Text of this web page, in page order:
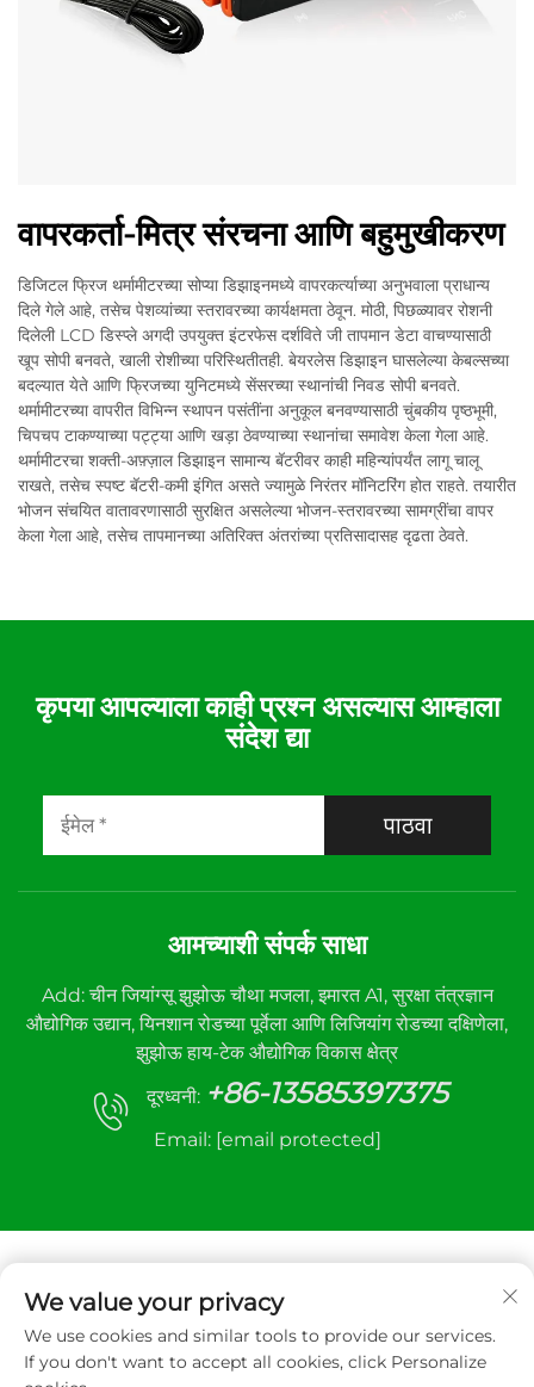
वापरकर्ता-मित्र संरचना आणि बहुमुखीकरण
डिजिटल फ्रिज थर्मामीटरच्या सोप्या डिझाइनमध्ये वापरकर्त्याच्या अनुभवाला प्राधान्य
दिले गेले आहे, तसेच पेशव्यांच्या स्तरावरच्या कार्यक्षमता ठेवून. मोठी, पिछळ्यावर रोशनी
दिलेली LCD डिस्प्ले अगदी उपयुक्त इंटरफेस दर्शविते जी तापमान डेटा वाचण्यासाठी
खूप सोपी बनवते, खाली रोशीच्या परिस्थितीतही. बेयरलेस डिझाइन घासलेल्या केबल्सच्या
बदल्यात येते आणि फ्रिजच्या युनिटमध्ये सेंसरच्या स्थानांची निवड सोपी बनवते.
थर्मामीटरच्या वापरीत विभिन्न स्थापन पसंतींना अनुकूल बनवण्यासाठी चुंबकीय पृष्ठभूमी,
चिपचप टाकण्याच्या पट्ट्या आणि खड़ा ठेवण्याच्या स्थानांचा समावेश केला गेला आहे.
थर्मामीटरचा शक्ती-अफ़्ज़ाल डिझाइन सामान्य बॅटरीवर काही महिन्यांपर्यंत लागू चालू
राखते, तसेच स्पष्ट बॅटरी-कमी इंगित असते ज्यामुळे निरंतर मॉनिटरिंग होत राहते. तयारीत
भोजन संचयित वातावरणासाठी सुरक्षित असलेल्या भोजन-स्तरावरच्या सामग्रींचा वापर
केला गेला आहे, तसेच तापमानच्या अतिरिक्त अंतरांच्या प्रतिसादासह दृढता ठेवते.
कृपया आपल्याला काही प्रश्न असल्यास आम्हाला
संदेश द्या
पाठवा
आमच्याशी संपर्क साधा
Add: चीन जियांग्सू झुझोऊ चौथा मजला, इमारत A1, सुरक्षा तंत्रज्ञान
औद्योगिक उद्यान, यिनशान रोडच्या पूर्वेला आणि लिजियांग रोडच्या दक्षिणेला,
झुझोऊ हाय-टेक औद्योगिक विकास क्षेत्र
दूरध्वनी: +86-13585397375
Email: [email protected]
कॉपीराइट © २०२५ झुझोउ सान्हे ऑटोमॅटिक कंट्रोल इक्विपमेंट कंपनी
लिमिटेड. सर्व हक्क राखीव.
We value your privacy
We use cookies and similar tools to provide our services.
If you don't want to accept all cookies, click Personalize